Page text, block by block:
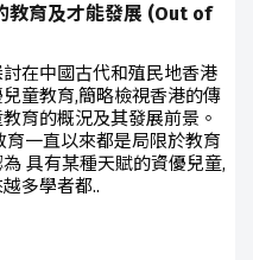
教育及才能發展 (Out of
在中國古代和殖民地香港
童教育,簡略檢視香港的傳
育的概況及其發展前景。
育一直以來都是局限於教育
具有某種天賦的資優兒童,
多學者都..